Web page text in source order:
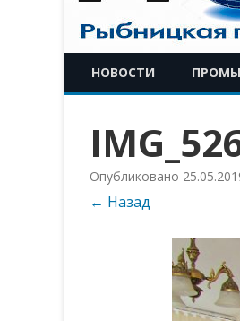
НОВОСТИ
Опубликовано
← Назад